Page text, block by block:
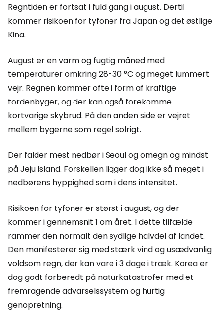
Regntiden er fortsat i fuld gang i august. Dertil
kommer risikoen for tyfoner fra Japan og det østlige
Kina.
August er en varm og fugtig måned med
temperaturer omkring 28-30 °C og meget lummert
vejr. Regnen kommer ofte i form af kraftige
tordenbyger, og der kan også forekomme
kortvarige skybrud. På den anden side er vejret
mellem bygerne som regel solrigt.
Der falder mest nedbør i Seoul og omegn og mindst
på Jeju Island. Forskellen ligger dog ikke så meget i
nedbørens hyppighed som i dens intensitet.
Risikoen for tyfoner er størst i august, og der
kommer i gennemsnit 1 om året. I dette tilfælde
rammer den normalt den sydlige halvdel af landet.
Den manifesterer sig med stærk vind og usædvanlig
voldsom regn, der kan vare i 3 dage i træk. Korea er
dog godt forberedt på naturkatastrofer med et
fremragende advarselssystem og hurtig
genopretning.